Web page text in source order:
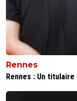
Rennes
Rennes : Un